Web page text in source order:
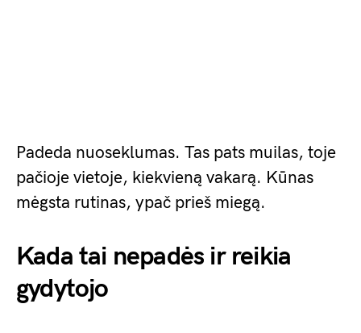
Padeda nuoseklumas. Tas pats muilas, toje
pačioje vietoje, kiekvieną vakarą. Kūnas
mėgsta rutinas, ypač prieš miegą.
Kada tai nepadės ir reikia
gydytojo